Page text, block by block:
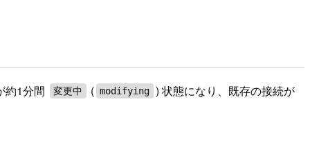
約1分間 変更中 ( modifying ) 状態になり、既存の接続が